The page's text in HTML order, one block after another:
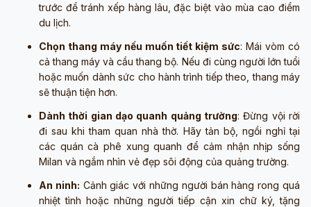
trước để tránh xếp hàng lâu, đặc biệt vào mùa cao điểm
du lịch.
Chọn thang máy nếu muốn tiết kiệm sức: Mái vòm có
cả thang máy và cầu thang bộ. Nếu đi cùng người lớn tuổi
hoặc muốn dành sức cho hành trình tiếp theo, thang máy
sẽ thuận tiện hơn.
Dành thời gian dạo quanh quảng trường: Đừng vội rời
đi sau khi tham quan nhà thờ. Hãy tản bộ, ngồi nghỉ tại
các quán cà phê xung quanh để cảm nhận nhịp sống
Milan và ngắm nhìn vẻ đẹp sôi động của quảng trường.
An ninh: Cảnh giác với những người bán hàng rong quá
nhiệt tình hoặc những người tiếp cận xin chữ ký, tặng